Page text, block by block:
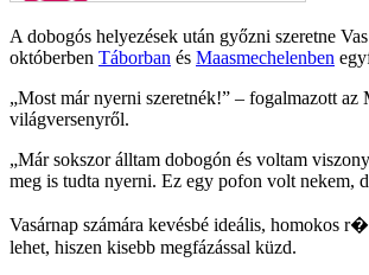
A dobogós helyezések után győzni szeretne
októberben Táborban és Maasmechelenben
Most már nyerni szeretnék!
– fogalmazott az
világversenyről.
Már sokszor álltam dobogón és voltam
meg is tudta nyerni. Ez egy pofon volt nekem,
Vasárnap számára kevésbé ideális, homokos
lehet, hiszen kisebb megfázással küzd.